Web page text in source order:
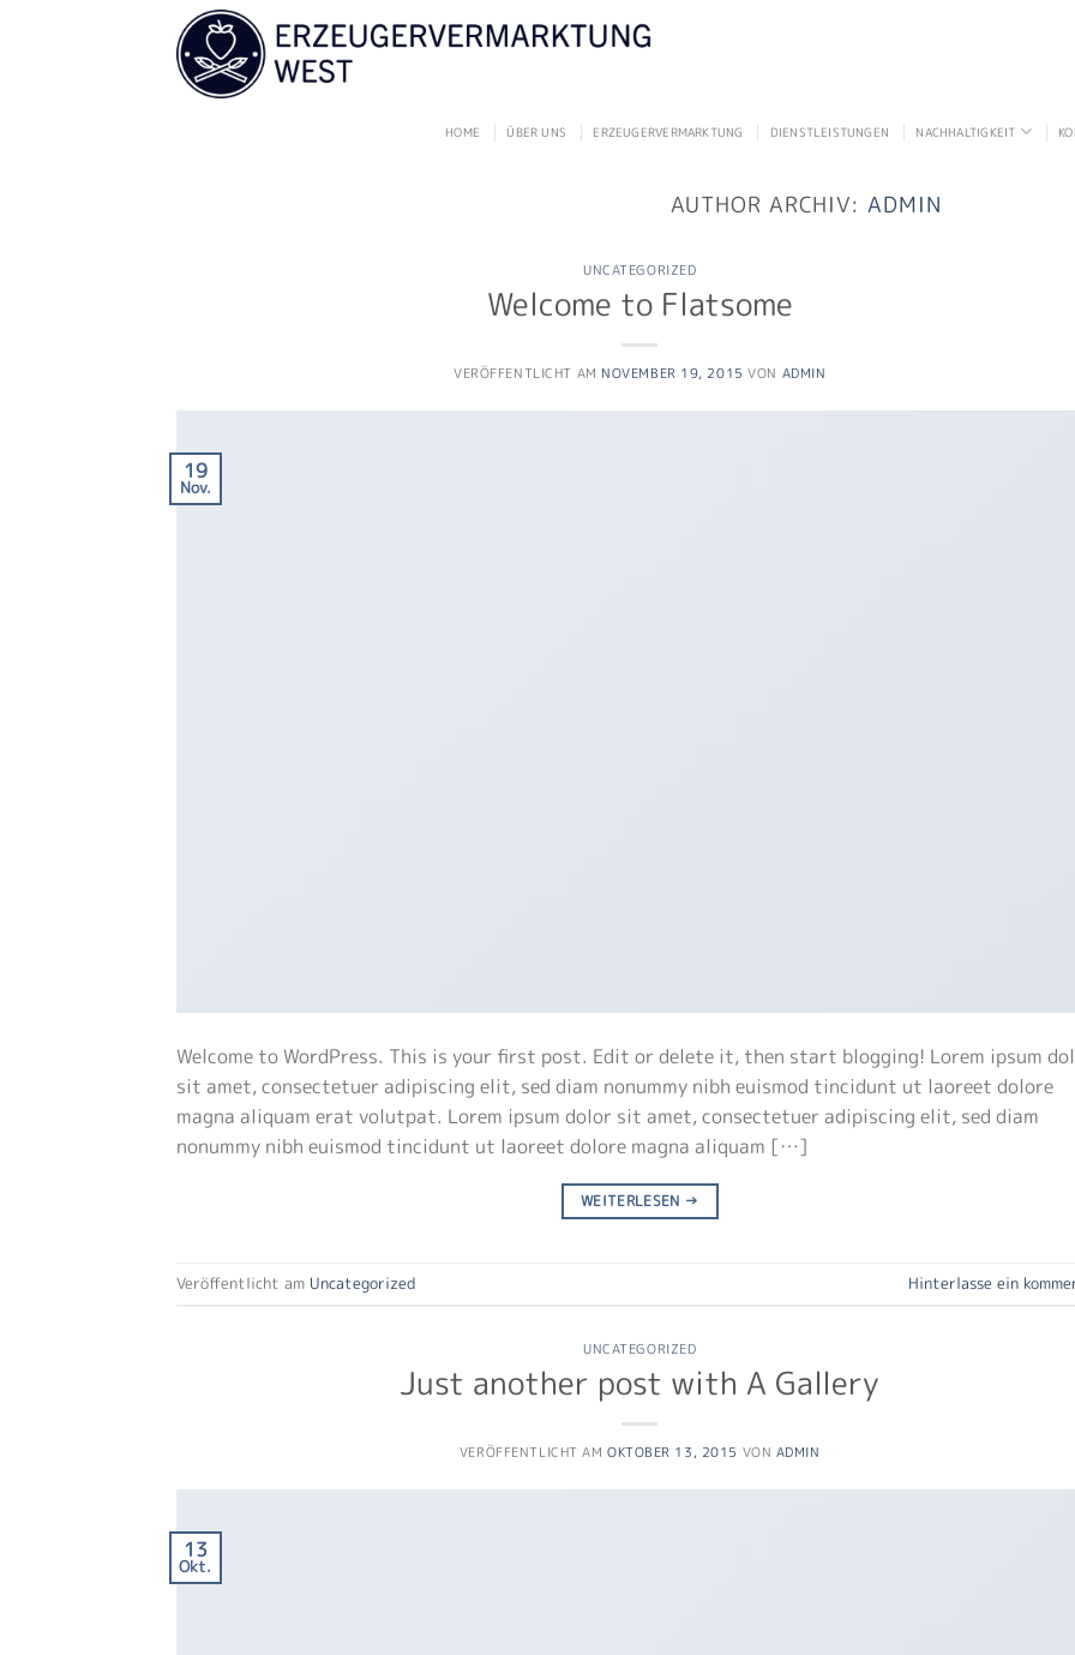
HOME ÜBER UNS ERZEUGERVERMARKTUNG DIENSTLEISTUNGEN NACHHALTIGKEIT
AUTHOR ARCHIV:ADMIN
UNCATEGORIZED
Welcome to Flatsome
VERÖFFENTLICHT AM NOVEMBER 19, 2015 VON ADMIN
19
Nov.
Welcome to WordPress. This is your first post. Edit or delete it, then start blogging! Lorem ipsum
sit amet, consectetuer adipiscing elit, sed diam nonummy nibh euismod tincidunt ut laoreet dolore
magna aliquam erat volutpat. Lorem ipsum dolor sit amet, consectetuer adipiscing elit, sed diam
nonummy nibh euismod tincidunt ut laoreet dolore magna aliquam […]
WEITERLESEN →
Veröffentlicht am Uncategorized Hinterlasse ein
UNCATEGORIZED
Just another post with A Gallery
VERÖFFENTLICHT AM OKTOBER 13, 2015 VON ADMIN
13
Okt.